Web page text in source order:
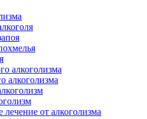
алкоголизма
алкоголизма
от алкоголизма